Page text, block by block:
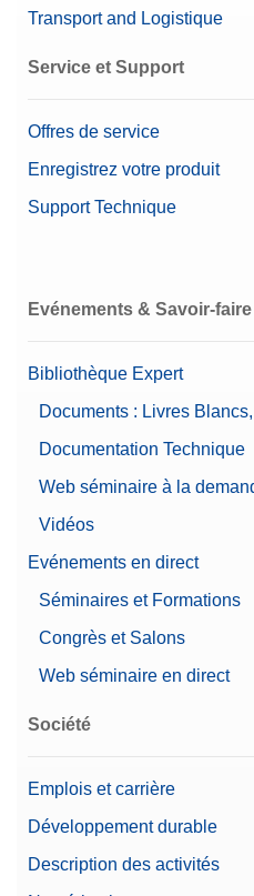
Transport and Logistique
Service et Support
Offres de service
Enregistrez votre produit
Support Technique
Evénements & Savoir-faire
Bibliothèque Expert
Documents : Livres
Documentation Technique
Web séminaire à la
Vidéos
Evénements en direct
Séminaires et Formations
Congrès et Salons
Web séminaire en direct
Société
Emplois et carrière
Développement durable
Description des activités